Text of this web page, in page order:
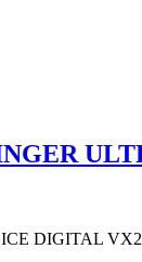
DIGITAL